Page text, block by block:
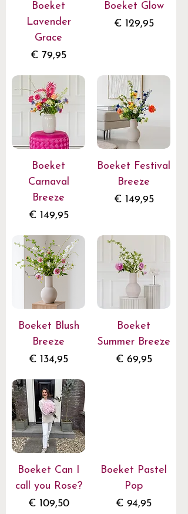
Boeket
Lavender
Grace
Prijs
€ 79,95
Boeket Glow
Prijs
€ 129,95
Boeket
Carnaval
Breeze
Prijs
€ 149,95
Boeket Festival
Breeze
Prijs
€ 149,95
Boeket Blush
Breeze
Prijs
€ 134,95
Boeket
Summer Breeze
Prijs
€ 69,95
Boeket Can I
call you Rose?
Prijs
€ 109,50
Boeket Pastel
Pop
Prijs
€ 94,95